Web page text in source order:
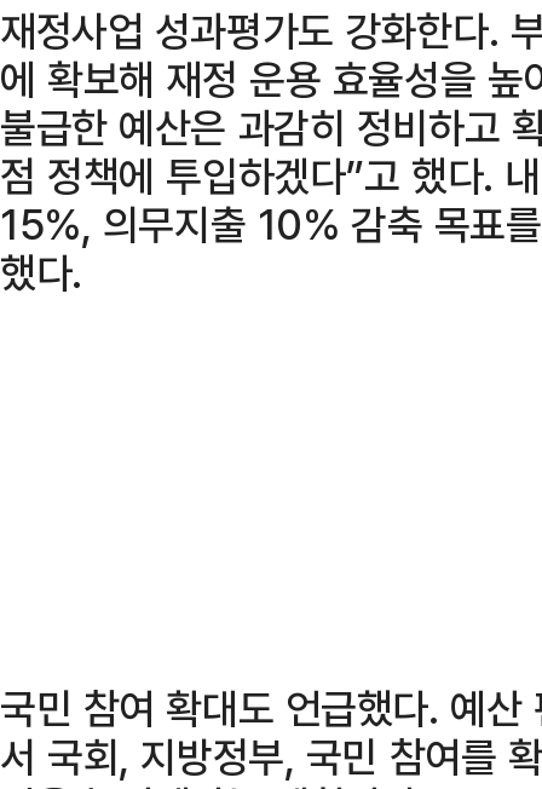
재정사업 성과평가도 강화한다.
에 확보해 재정 운용 효율성을
불급한 예산은 과감히 정비하고
점 정책에 투입하겠다”고 했다.
15%, 의무지출 10% 감축 목표
했다.
국민 참여 확대도 언급했다. 예
서 국회, 지방정부, 국민 참여를